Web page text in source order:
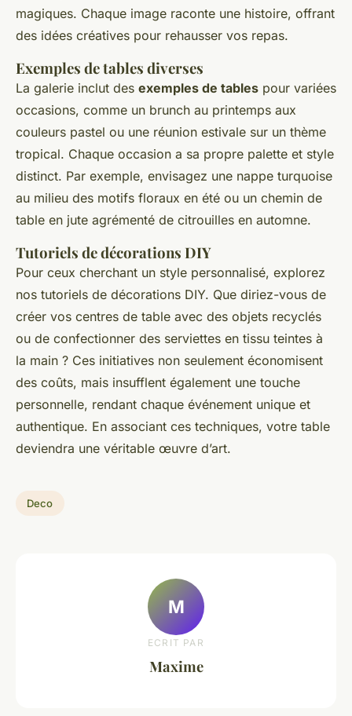
magiques. Chaque image raconte une histoire, offrant
des idées créatives pour rehausser vos repas.
Exemples de tables diverses
La galerie inclut des exemples de tables pour variées
occasions, comme un brunch au printemps aux
couleurs pastel ou une réunion estivale sur un thème
tropical. Chaque occasion a sa propre palette et style
distinct. Par exemple, envisagez une nappe turquoise
au milieu des motifs floraux en été ou un chemin de
table en jute agrémenté de citrouilles en automne.
Tutoriels de décorations DIY
Pour ceux cherchant un style personnalisé, explorez
nos tutoriels de décorations DIY. Que diriez-vous de
créer vos centres de table avec des objets recyclés
ou de confectionner des serviettes en tissu teintes à
la main ? Ces initiatives non seulement économisent
des coûts, mais insufflent également une touche
personnelle, rendant chaque événement unique et
authentique. En associant ces techniques, votre table
deviendra une véritable œuvre d’art.
Deco
M
ECRIT PAR
Maxime